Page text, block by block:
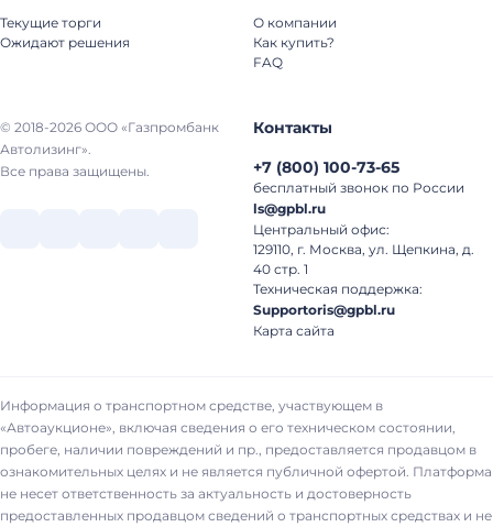
© 2018-2026 ООО «Газпромбанк
Автолизинг».
Все права защищены.
Текущие торги
Ожидают решения
О компании
Как купить?
FAQ
Контакты
+7 (800) 100-73-65
бесплатный звонок по России
ls@gpbl.ru
Центральный офис:
129110, г. Москва, ул. Щепкина, д.
40 стр. 1
Техническая поддержка:
Supportoris@gpbl.ru
Карта сайта
Информация о транспортном средстве, участвующем в
«Автоаукционе», включая сведения о его техническом состоянии,
пробеге, наличии повреждений и пр., предоставляется продавцом в
ознакомительных целях и не является публичной офертой. Платформа
не несет ответственность за актуальность и достоверность
предоставленных продавцом сведений о транспортных средствах и не